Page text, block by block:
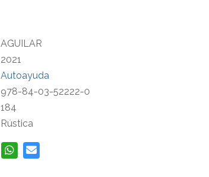
AGUILAR
2021
Autoayuda
978-84-03-52222-0
184
Rústica